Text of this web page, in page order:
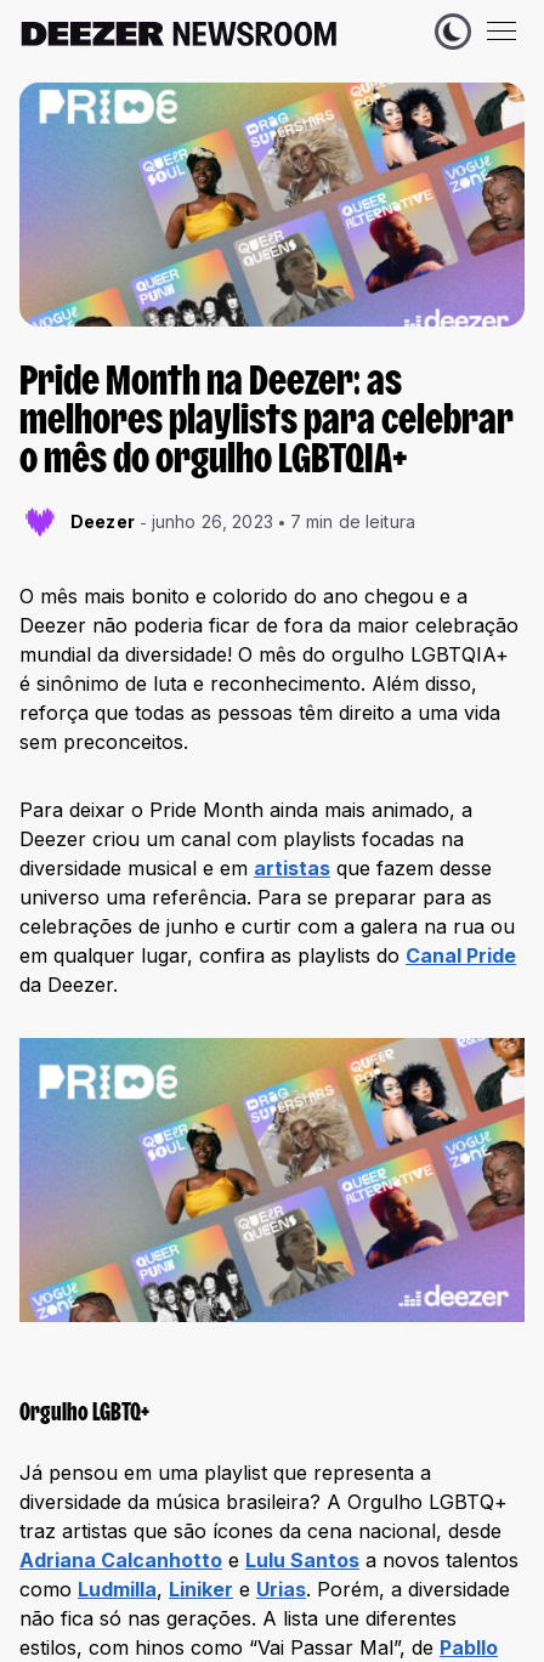
Pride Month na Deezer: as
melhores playlists para celebrar
o mês do orgulho LGBTQIA+
Deezer junho 26, 2023 7 min de leitura
O mês mais bonito e colorido do ano chegou e a
Deezer não poderia ficar de fora da maior celebração
mundial da diversidade! O mês do orgulho LGBTQIA+
é sinônimo de luta e reconhecimento. Além disso,
reforça que todas as pessoas têm direito a uma vida
sem preconceitos.
Para deixar o Pride Month ainda mais animado, a
Deezer criou um canal com playlists focadas na
diversidade musical e em artistas que fazem desse
universo uma referência. Para se preparar para as
celebrações de junho e curtir com a galera na rua ou
em qualquer lugar, confira as playlists do Canal Pride
da Deezer.
Orgulho LGBTQ+
Já pensou em uma playlist que representa a
diversidade da música brasileira? A Orgulho LGBTQ+
traz artistas que são ícones da cena nacional, desde
Adriana Calcanhotto e Lulu Santos a novos talentos
como Ludmilla, Liniker e Urias. Porém, a diversidade
não fica só nas gerações. A lista une diferentes
estilos, com hinos como “Vai Passar Mal”, de Pabllo